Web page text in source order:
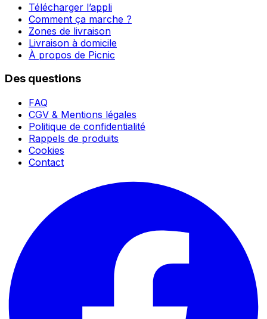
Télécharger l’appli
Comment ça marche ?
Zones de livraison
Livraison à domicile
À propos de Picnic
Des questions
FAQ
CGV & Mentions légales
Politique de confidentialité
Rappels de produits
Cookies
Contact